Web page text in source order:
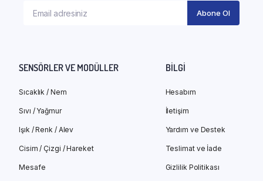
SENSÖRLER VE MODÜLLER
Sıcaklık / Nem
Sıvı / Yağmur
Işık / Renk / Alev
Cisim / Çizgi / Hareket
Mesafe
BILGI
Hesabım
İletişim
Yardım ve Destek
Teslimat ve İade
Gizlilik Politikası